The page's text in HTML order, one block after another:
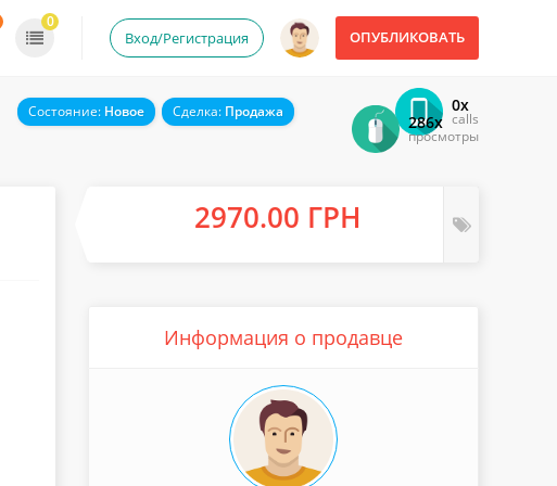
ОПУБЛИКОВАТЬ
Вход/Регистрация
0
Состояние: Новое Сделка: Продажа 0x
calls
286x
просмотры
2970.00 ГРН
Информация о продавце